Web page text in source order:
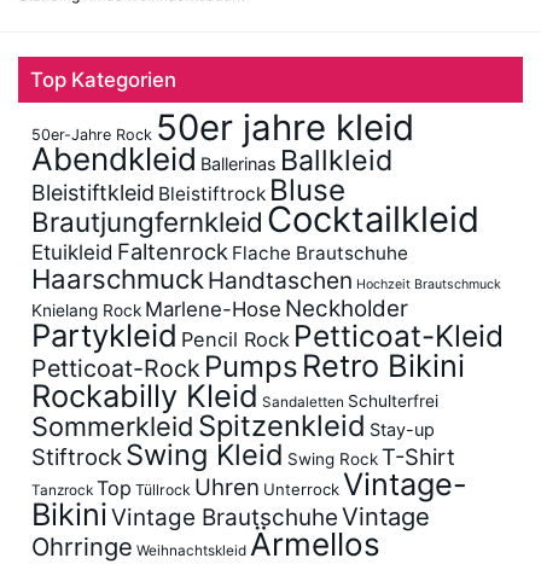
Top Kategorien
50er-Jahre Rock 50er jahre kleid
Abendkleid Ballerinas Ballkleid
Bleistiftkleid Bleistiftrock Bluse
Brautjungfernkleid Cocktailkleid
Etuikleid Faltenrock Flache Brautschuhe
Haarschmuck Handtaschen Hochzeit Brautschmuck
Knielang Rock Marlene-Hose Neckholder
Partykleid Pencil Rock Petticoat-Kleid
Petticoat-Rock Pumps Retro Bikini
Rockabilly Kleid Sandaletten Schulterfrei
Sommerkleid Spitzenkleid Stay-up
Stiftrock Swing Kleid Swing RockT-Shirt
Tanzrock Top Tüllrock Uhren UnterrockVintage-
BikiniVintage BrautschuheVintage
Ohrringe Weihnachtskleid Ärmellos